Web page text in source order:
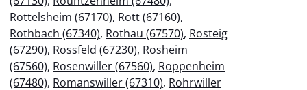
Rottelsheim (67170), Rott (67160),
Rothbach (67340), Rothau (67570), Rosteig
(67290), Rossfeld (67230), Rosheim
(67560), Rosenwiller (67560), Roppenheim
(67480), Romanswiller (67310), Rohrwiller